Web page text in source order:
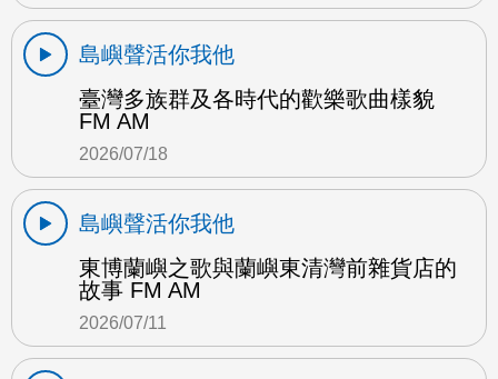
島嶼聲活你我他
臺灣多族群及各時代的歡樂歌曲樣貌
FM AM
2026/07/18
島嶼聲活你我他
東博蘭嶼之歌與蘭嶼東清灣前雜貨店的
故事 FM AM
2026/07/11